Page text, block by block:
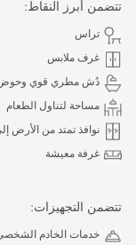
تتضمن أبرز النقاط:
تراس
غرف ملابس
دُش مطري قوي وحوض
مساحة لتناول الطعام
نوافذ تمتد من الأرض
غرفة معيشة
تتضمن التجهيزات:
خدمات الخادم الشخصي على